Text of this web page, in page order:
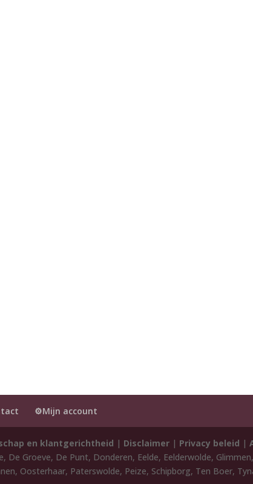
⚙️Mijn account
en klantgerichtheid | Disclaimer | Privacy beleid |
Groeve, De Punt, Donderen, Eelde, Eelderwolde,
Oosterhaar, Paterswolde, Peize, Schipborg, Ten Boer,